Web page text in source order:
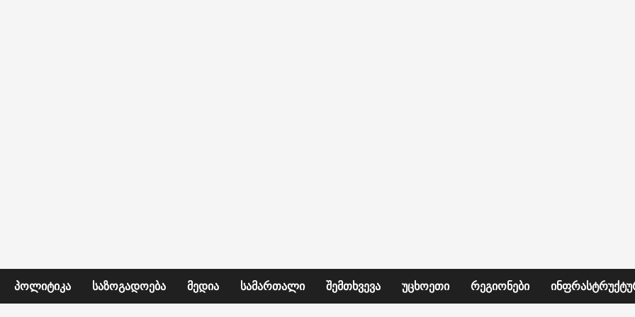
ᲞᲝᲚᲘᲢᲘᲙᲐ ᲡᲐᲖᲝᲒᲐᲓᲝᲔᲑᲐ ᲛᲔᲓᲘᲐ ᲡᲐᲛᲐᲠᲗᲐᲚᲘ ᲨᲔᲛᲗᲮᲕᲔᲕᲐ ᲣᲪᲮᲝᲔᲗᲘ ᲠᲔᲒᲘᲝᲜᲔᲑᲘ